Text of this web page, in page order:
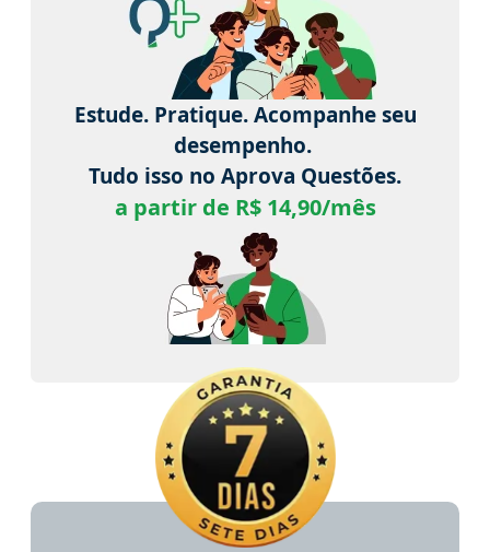
Estude. Pratique. Acompanhe seu
desempenho.
Tudo isso no Aprova Questões.
a partir de R$ 14,90/mês